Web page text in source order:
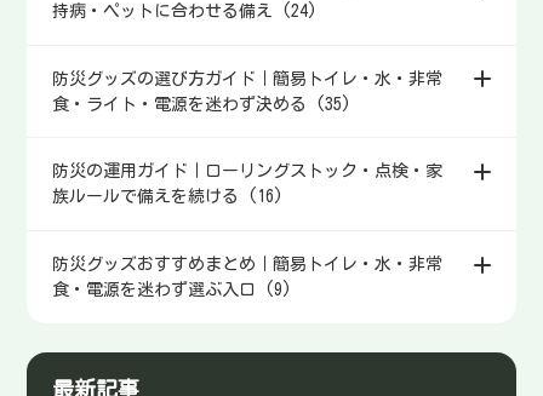
持病・ペットに合わせる備え (24)
防災グッズの選び方ガイド｜簡易トイレ・水・非常
食・ライト・電源を迷わず決める (35)
防災の運用ガイド｜ローリングストック・点検・家
族ルールで備えを続ける (16)
防災グッズおすすめまとめ｜簡易トイレ・水・非常
食・電源を迷わず選ぶ入口 (9)
最新記事